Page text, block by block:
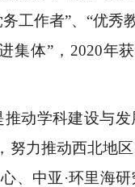
工作者”、“优秀
集体”，2020年
动学科建设与
力推动西北地
、中亚 ·环里海